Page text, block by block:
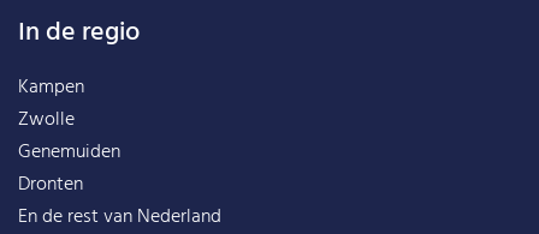
In de regio
Kampen
Zwolle
Genemuiden
Dronten
En de rest vanNederland